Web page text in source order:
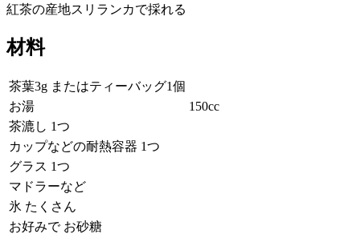
紅茶の産地スリランカで採れる
材料
茶葉3g またはティーバッグ1個
お湯
150cc
茶漉し 1つ
カップなどの耐熱容器 1つ
グラス 1つ
マドラーなど
氷 たくさん
お好みで お砂糖